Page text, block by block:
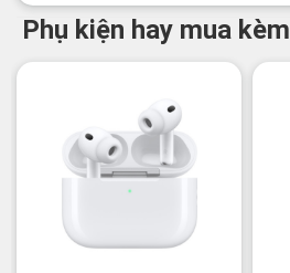
Phụ kiện hay mua kèm